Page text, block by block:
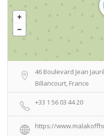
46 Boulevard Jean
Billancourt, France
+33 1 56 03 44 20
https://